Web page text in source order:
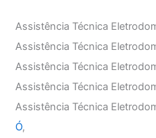
Assistência Técnica
Assistência Técnica
Assistência Técnica
Assistência Técnica
Assistência Técnica
Ó,